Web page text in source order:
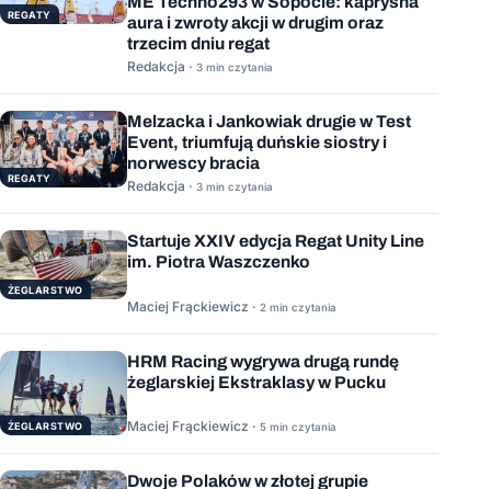
REGATY
aura i zwroty akcji w drugim oraz
trzecim dniu regat
Redakcja · 3 min czytania
REGATY
Melzacka i Jankowiak drugie w Test
Event, triumfują duńskie siostry i
norwescy bracia
Redakcja · 3 min czytania
ŻEGLARSTWO
Startuje XXIV edycja Regat Unity Line
im. Piotra Waszczenko
Maciej Frąckiewicz · 2 min czytania
ŻEGLARSTWO
HRM Racing wygrywa drugą rundę
żeglarskiej Ekstraklasy w Pucku
Maciej Frąckiewicz · 5 min czytania
Dwoje Polaków w złotej grupie